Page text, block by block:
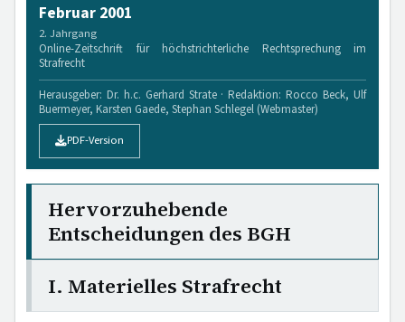
Februar 2001
2. Jahrgang
Online-Zeitschrift für höchstrichterliche Rechtsprechung im
Strafrecht
Herausgeber: Dr. h.c. Gerhard Strate · Redaktion: Rocco Beck, Ulf
Buermeyer, Karsten Gaede, Stephan Schlegel (Webmaster)
PDF-Version
Hervorzuhebende
Entscheidungen des BGH
I. Materielles Strafrecht